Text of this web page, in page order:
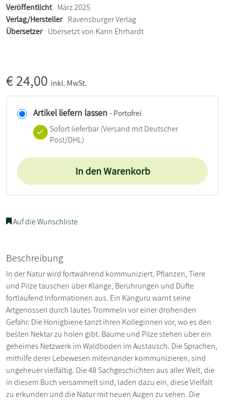
Veröffentlicht März 2025
Verlag/Hersteller Ravensburger Verlag
Übersetzer Übersetzt von Karin Ehrhardt
€24,00 inkl. MwSt.
Artikel liefern lassen - Portofrei
Sofort lieferbar(Versand mit Deutscher
Post/DHL)
In den Warenkorb
Auf die Wunschliste
Beschreibung
In der Natur wird fortwährend kommuniziert. Pflanzen, Tiere
und Pilze tauschen über Klänge, Berührungen und Düfte
fortlaufend Informationen aus. Ein Känguru warnt seine
Artgenossen durch lautes Trommeln vor einer drohenden
Gefahr. Die Honigbiene tanzt ihren Kolleginnen vor, wo es den
besten Nektar zu holen gibt. Bäume und Pilze stehen über ein
geheimes Netzwerk im Waldboden im Austausch. Die Sprachen,
mithilfe derer Lebewesen miteinander kommunizieren, sind
ungeheuer vielfältig. Die 48 Sachgeschichten aus aller Welt, die
in diesem Buch versammelt sind, laden dazu ein, diese Vielfalt
zu erkunden und die Natur mit neuen Augen zu sehen. Die